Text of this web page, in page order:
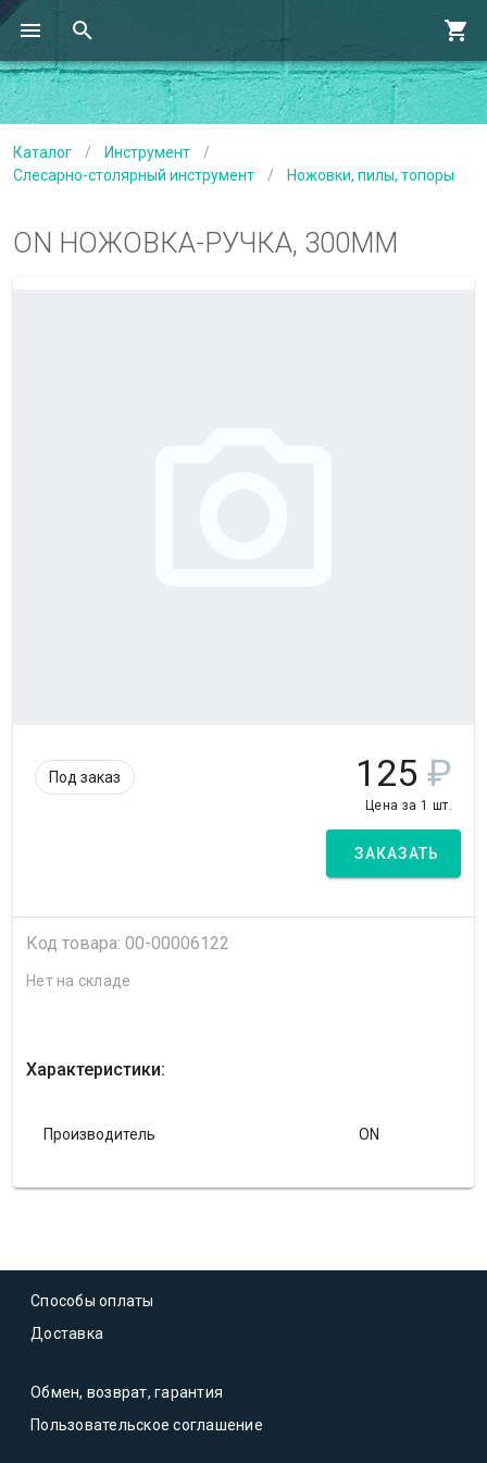
Каталог / Инструмент
/
Слесарно-столярный инструмент
/ Ножовки, пилы, топоры
ON НОЖОВКА-РУЧКА, 300ММ
Под заказ 125 ₽
Цена за 1 шт.
ЗАКАЗАТЬ
Код товара: 00-00006122
Нет на складе
Характеристики:
Производитель ON
Способы оплаты
Доставка
Обмен, возврат, гарантия
Пользовательское соглашение